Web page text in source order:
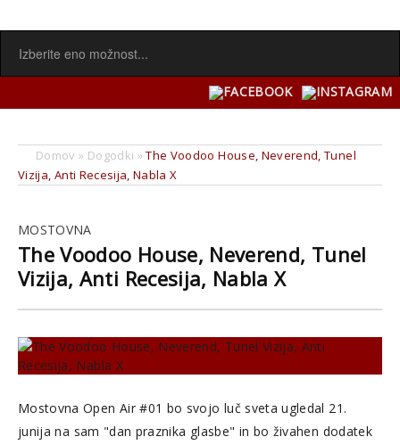
Domov » Dogodki »The Voodoo House, Neverend, Tunel
Vizija, Anti Recesija, Nabla X
MOSTOVNA
The Voodoo House, Neverend, Tunel
Vizija, Anti Recesija, Nabla X
Mostovna Open Air #01 bo svojo luč sveta ugledal 21.
junija na sam "dan praznika glasbe" in bo živahen dodatek